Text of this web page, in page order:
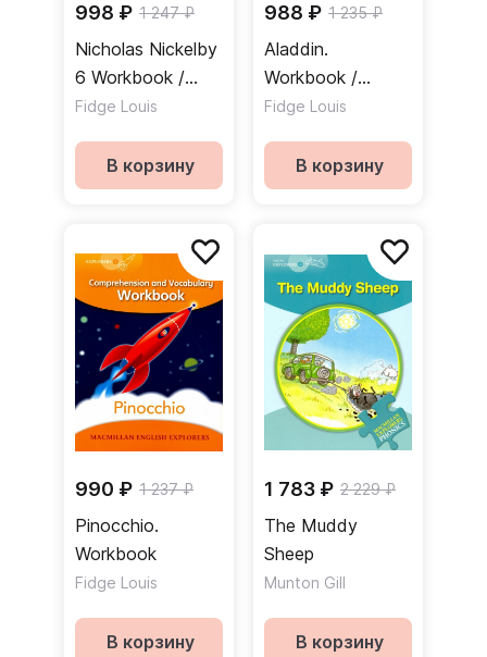
998 ₽ 1 247 ₽
Nicholas Nickelby
6 Workbook /
Рабочая тетрадь
Fidge Louis
В корзину
988 ₽ 1 235 ₽
Aladdin.
Workbook /
Рабочая тетрадь
Fidge Louis
В корзину
990 ₽ 1 237 ₽
Pinocchio.
Workbook
Fidge Louis
В корзину
1 783 ₽ 2 229 ₽
The Muddy
Sheep
Munton Gill
В корзину